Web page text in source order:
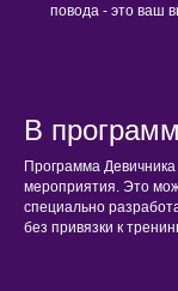
повода - это ваш
В
Программа
мероприятия. Это
специально
без привязки к